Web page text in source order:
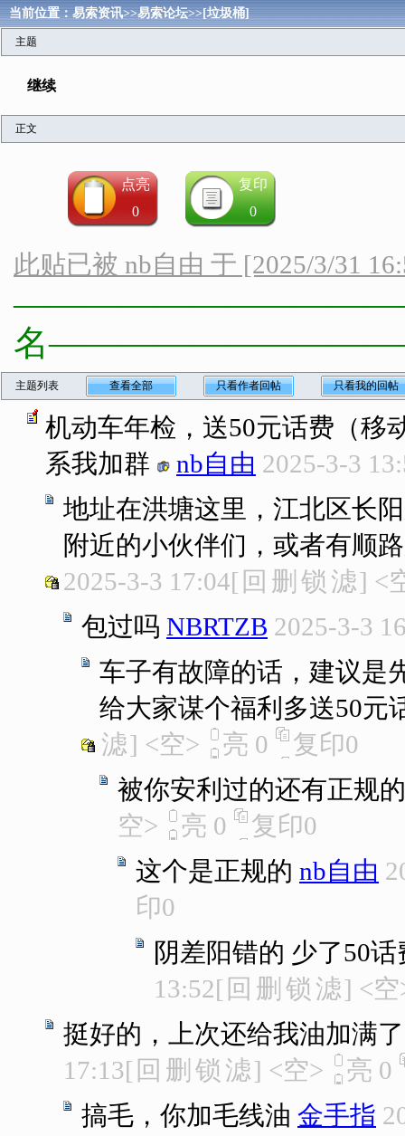
当前位置：易索资讯>>易索论坛>>[垃圾桶]
主题
继续
正文
点亮
0
复印
0
此贴已被 nb自由 于 [2025/3/31
名
主题列表 查看全部 只看作者回帖 只看我的回帖
机动车年检，送50元话费（移
系我加群
nb自由 2025-3-3
地址在洪塘这里，江北区长
附近的小伙伴们，或者有顺
2025-3-3 17:04[ 回 删 锁 滤] <
包过吗 NBRTZB 2025-3-3
车子有故障的话，建议是
给大家谋个福利多送50元
滤] <空> 亮 0 复印0
被你安利过的还有正规
空>
亮 0 复印0
这个是正规的 nb自由
印0
阴差阳错的 少了50
13:52[ 回 删 锁 滤] <
挺好的，上次还给我油加满
17:13[ 回 删 锁 滤] <空> 亮 0
搞毛，你加毛线油 金手指